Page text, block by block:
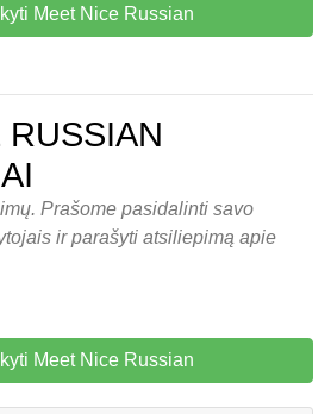
Meet Nice Russian
RUSSIAN
Prašome pasidalinti savo
ir parašyti atsiliepimą apie
Meet Nice Russian